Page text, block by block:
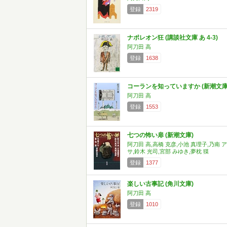
登録
2319
ナポレオン狂 (講談社文庫 あ 4-3)
阿刀田 高
登録
1638
コーランを知っていますか (新潮文
阿刀田 高
登録
1553
七つの怖い扉 (新潮文庫)
阿刀田 高,高橋 克彦,小池 真理子,乃南 ア
サ,鈴木 光司,宮部 みゆき,夢枕 獏
登録
1377
楽しい古事記 (角川文庫)
阿刀田 高
登録
1010